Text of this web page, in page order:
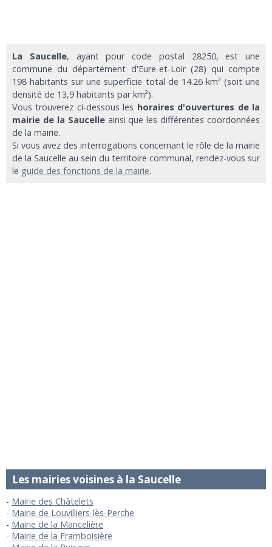
La Saucelle, ayant pour code postal 28250, est une
commune du département d'Eure-et-Loir (28) qui compte
198 habitants sur une superficie total de 14.26 km² (soit une
densité de 13,9 habitants par km²).
Vous trouverez ci-dessous les horaires d'ouvertures de la
mairie de la Saucelleainsi que les différentes coordonnées
de la mairie.
Si vous avez des interrogations concernant le rôle de la mairie
de la Saucelle au sein du territoire communal, rendez-vous sur
le guide des fonctions de la mairie.
Les mairies voisines à la Saucelle
Mairie des Châtelets
Mairie de Louvilliers-lès-Perche
Mairie de la Mancelière
Mairie de la Framboisière